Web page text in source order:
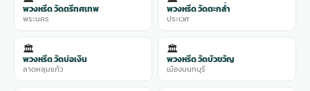
พวงหรีด วัดตรีทศเทพ
พระนคร
พวงหรีด วัดตะกล่ำ
ประเวศ
🏛️
พวงหรีด วัดบ่อเงิน
ลาดหลุมแก้ว
🏛️
พวงหรีด วัดบัวขวัญ
เมืองนนทบุรี